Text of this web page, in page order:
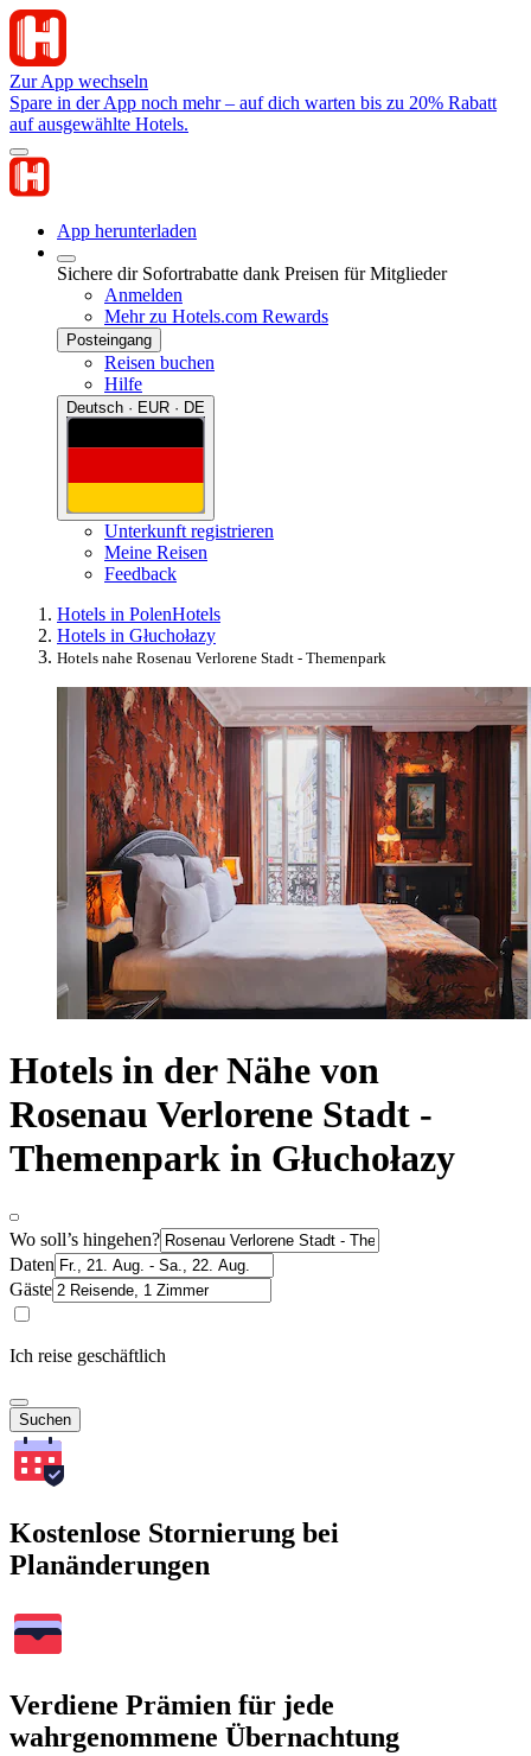
Zur App wechseln
Spare in der App noch mehr – auf dich warten bis zu 20% Rabatt
auf ausgewählte Hotels.
App herunterladen
Sichere dir Sofortrabatte dank Preisen für Mitglieder
Anmelden
Mehr zu Hotels.com Rewards
Posteingang
Reisen buchen
Hilfe
Deutsch · EUR · DE
Unterkunft registrieren
Meine Reisen
Feedback
Hotels in PolenHotels
Hotels in Głuchołazy
Hotels nahe Rosenau Verlorene Stadt - Themenpark
Hotels in der Nähe von
Rosenau Verlorene Stadt -
Themenpark in Głuchołazy
Wo soll’s hingehen?
Daten
Gäste
Ich reise geschäftlich
Suchen
Kostenlose Stornierung bei
Planänderungen
Verdiene Prämien für jede
wahrgenommene Übernachtung